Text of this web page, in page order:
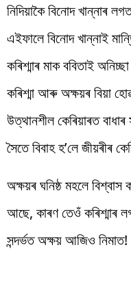
নিদিয়াকৈ বিনোদ খান্নাৰ
এইফালে বিনোদ খান্নাই
কৰিশ্মাৰ মাক ববিতাই
কৰিশ্মা আৰু অক্ষয়ৰ বিয়া
উত্থানশীল কেৰিয়াৰত
সৈতে বিবাহ হ’লে জীয়ৰীৰ
অক্ষয়ৰ ঘনিষ্ঠ মহলে
আছে, কাৰণ তেওঁ কৰিশ্মাৰ
সন্দৰ্ভত অক্ষয় আজিও নিমাত!